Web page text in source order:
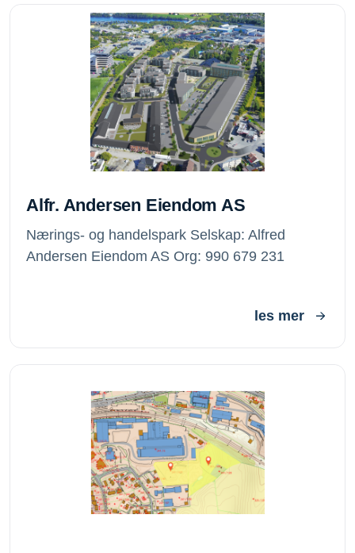
Alfr. Andersen Eiendom AS
Alfr. Andersen Eiendom AS
Nærings- og handelspark Selskap: Alfred
Andersen Eiendom AS Org: 990 679 231
les mer
Sørumsand Utvikling